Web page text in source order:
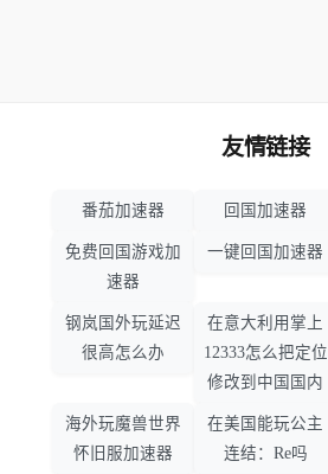
友情链接
番茄加速器 回国加速器
免费回国游戏加
速器
一键回国加速器
钢岚国外玩延迟
很高怎么办
在意大利用掌上
12333怎么把定位
修改到中国国内
海外玩魔兽世界
怀旧服加速器
在美国能玩公主
连结：Re吗